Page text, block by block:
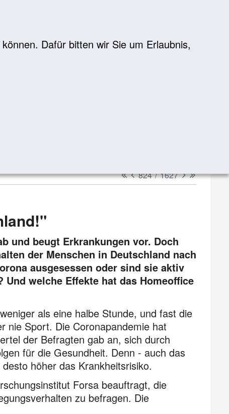
Dafür bitten wir Sie um Erlaubnis,
erster
vorheriger
824/1627nächster
letzter
und beugt Erkrankungen vor. Doch
der Menschen in Deutsch­land nach
aus­gesessen oder sind sie aktiv
welche Effekte hat das Home­office
als eine halbe Stunde, und fast die
nie Sport. Die Corona­pan­demie hat
der Befragten gab an, sich durch
für die Gesundheit. Denn - auch das
höher das Krank­heits­risiko.
Forsa beauftragt, die
zu befragen. Die